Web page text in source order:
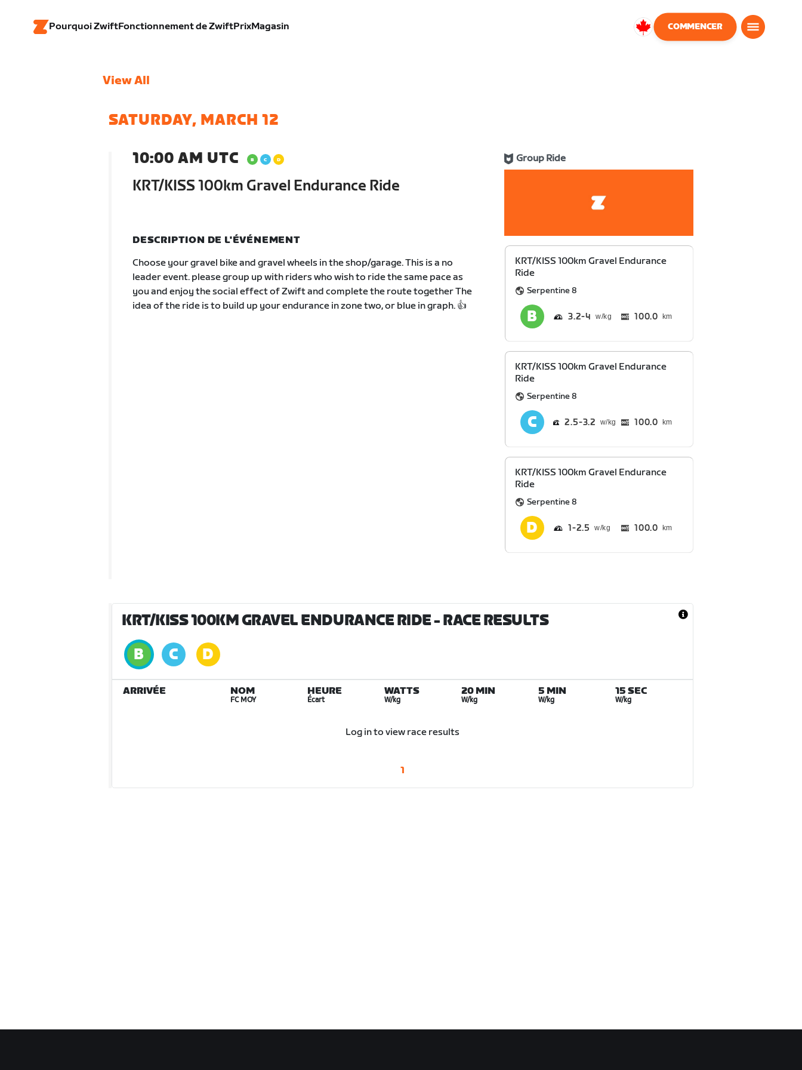
Pourquoi ZwiftFonctionnement de ZwiftPrixMagasin
Canada
COMMENCER
View All
SATURDAY, MARCH 12
10:00 AM UTC
KRT/KISS 100km Gravel Endurance Ride
Group Ride
DESCRIPTION DE L'ÉVÉNEMENT
Choose your gravel bike and gravel wheels in the shop/garage. This is a no
leader event. please group up with riders who wish to ride the same pace as
you and enjoy the social effect of Zwift and complete the route together The
idea of the ride is to build up your endurance in zone two, or blue in graph. 👍
KRT/KISS 100km Gravel Endurance
Ride
Serpentine 8
3.2 4 100.0 km
KRT/KISS 100km Gravel Endurance
Ride
Serpentine 8
2.5 3.2 100.0 km
KRT/KISS 100km Gravel Endurance
Ride
Serpentine 8
1 2.5 100.0 km
KRT/KISS 100KM GRAVEL ENDURANCE RIDE- RACE RESULTS
ARRIVÉE NOM
FC MOY
HEURE
Écart
WATTS
W/kg
20 MIN
W/kg
5 MIN
W/kg
15 SEC
W/kg
Log in to view race results
1